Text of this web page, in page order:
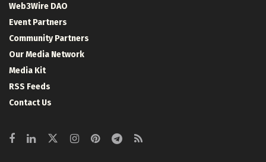
Web3Wire DAO
Event Partners
Community Partners
Our Media Network
Media Kit
RSS Feeds
Contact Us